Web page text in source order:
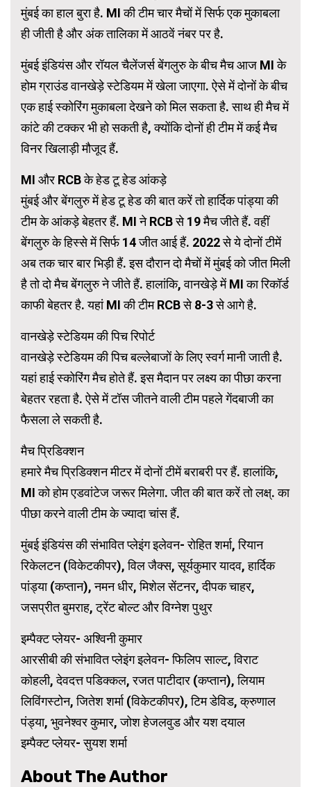
मुंबई का हाल बुरा है. MI की टीम चार मैचों में सिर्फ एक मुकाबला
ही जीती है और अंक तालिका में आठवें नंबर पर है.
मुंबई इंडियंस और रॉयल चैलेंजर्स बेंगलुरु के बीच मैच आज MI के
होम ग्राउंड वानखेड़े स्टेडियम में खेला जाएगा. ऐसे में दोनों के बीच
एक हाई स्कोरिंग मुकाबला देखने को मिल सकता है. साथ ही मैच में
कांटे की टक्कर भी हो सकती है, क्योंकि दोनों ही टीम में कई मैच
विनर खिलाड़ी मौजूद हैं.
MI और RCB के हेड टू हेड आंकड़े
मुंबई और बेंगलुरु में हेड टू हेड की बात करें तो हार्दिक पांड्या की
टीम के आंकड़े बेहतर हैं. MI ने RCB से 19 मैच जीते हैं. वहीं
बेंगलुरु के हिस्से में सिर्फ 14 जीत आई हैं. 2022 से ये दोनों टीमें
अब तक चार बार भिड़ी हैं. इस दौरान दो मैचों में मुंबई को जीत मिली
है तो दो मैच बेंगलुरु ने जीते हैं. हालांकि, वानखेड़े में MI का रिकॉर्ड
काफी बेहतर है. यहां MI की टीम RCB से 8-3 से आगे है.
वानखेड़े स्टेडियम की पिच रिपोर्ट
वानखेड़े स्टेडियम की पिच बल्लेबाजों के लिए स्वर्ग मानी जाती है.
यहां हाई स्कोरिंग मैच होते हैं. इस मैदान पर लक्ष्य का पीछा करना
बेहतर रहता है. ऐसे में टॉस जीतने वाली टीम पहले गेंदबाजी का
फैसला ले सकती है.
मैच प्रिडिक्शन
हमारे मैच प्रिडिक्शन मीटर में दोनों टीमें बराबरी पर हैं. हालांकि,
MI को होम एडवांटेज जरूर मिलेगा. जीत की बात करें तो लक्ष्. का
पीछा करने वाली टीम के ज्यादा चांस हैं.
मुंबई इंडियंस की संभावित प्लेइंग इलेवन- रोहित शर्मा, रियान
रिकेलटन (विकेटकीपर), विल जैक्स, सूर्यकुमार यादव, हार्दिक
पांड्या (कप्तान), नमन धीर, मिशेल सेंटनर, दीपक चाहर,
जसप्रीत बुमराह, ट्रेंट बोल्ट और विग्नेश पुथुर
इम्पैक्ट प्लेयर- अश्विनी कुमार
आरसीबी की संभावित प्लेइंग इलेवन- फिलिप साल्ट, विराट
कोहली, देवदत्त पडिक्कल, रजत पाटीदार (कप्तान), लियाम
लिविंगस्टोन, जितेश शर्मा (विकेटकीपर), टिम डेविड, क्रुणाल
पंड्या, भुवनेश्वर कुमार, जोश हेजलवुड और यश दयाल
इम्पैक्ट प्लेयर- सुयश शर्मा
About The Author